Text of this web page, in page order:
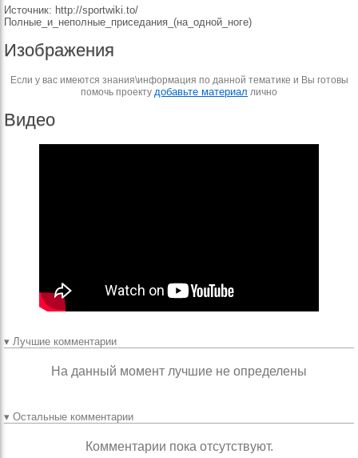
Источник: http://sportwiki.to/
Полные_и_неполные_приседания_(на_одной_ноге)
Изображения
Если у вас имеются знания\информация по данной тематике и Вы готовы
помочь проекту добавьте материал лично
Видео
▾ Лучшие комментарии
На данный момент лучшие не определены
▾ Остальные комментарии
Комментарии пока отсутствуют.